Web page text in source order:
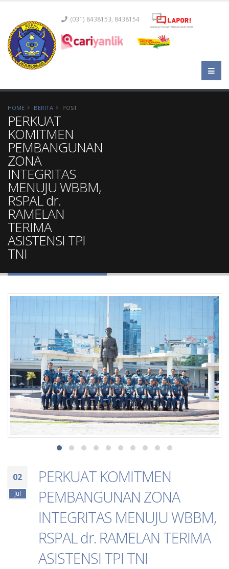
(031) 8438153, 8438154
HOME BERITA POST
PERKUAT
KOMITMEN
PEMBANGUNAN
ZONA
INTEGRITAS
MENUJU WBBM,
RSPAL dr.
RAMELAN
TERIMA
ASISTENSI TPI
TNI
02
Jul
PERKUAT KOMITMEN
PEMBANGUNAN ZONA
INTEGRITAS MENUJU WBBM,
RSPAL dr. RAMELAN TERIMA
ASISTENSI TPI TNI